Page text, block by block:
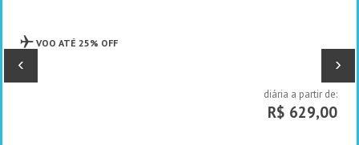
VOO ATÉ 25% OFF
diária a partir de:
R$ 629,00
‹ ›